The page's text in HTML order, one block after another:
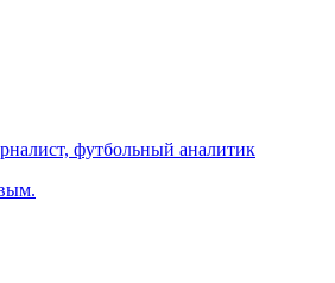
футбольный аналитик